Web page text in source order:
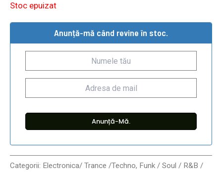
Stoc epuizat
Anunță-mă când revine în stoc.
Categorii: Electronica/ Trance /Techno, Funk / Soul / R&B /